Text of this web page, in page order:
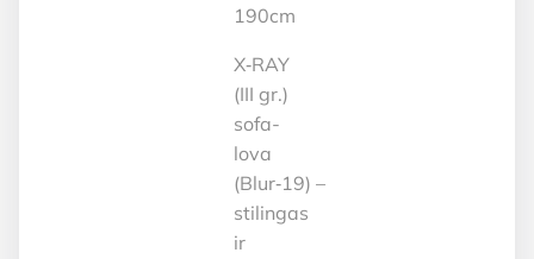
190cm
X‑RAY
(III gr.)
sofa-
lova
(Blur‑19) –
stilingas
ir